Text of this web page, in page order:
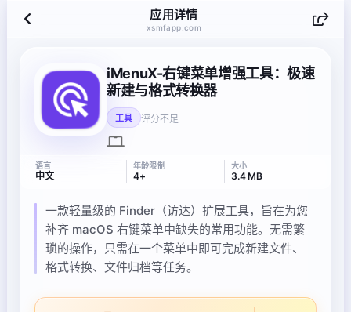
应用详情
xsmfapp.com
iMenuX-右键菜单增强工具：极速
新建与格式转换器
工具 评分不足
语言
中文
年龄限制
4+
大小
3.4 MB
一款轻量级的 Finder（访达）扩展工具，旨在为您
补齐 macOS 右键菜单中缺失的常用功能。无需繁
琐的操作，只需在一个菜单中即可完成新建文件、
格式转换、文件归档等任务。